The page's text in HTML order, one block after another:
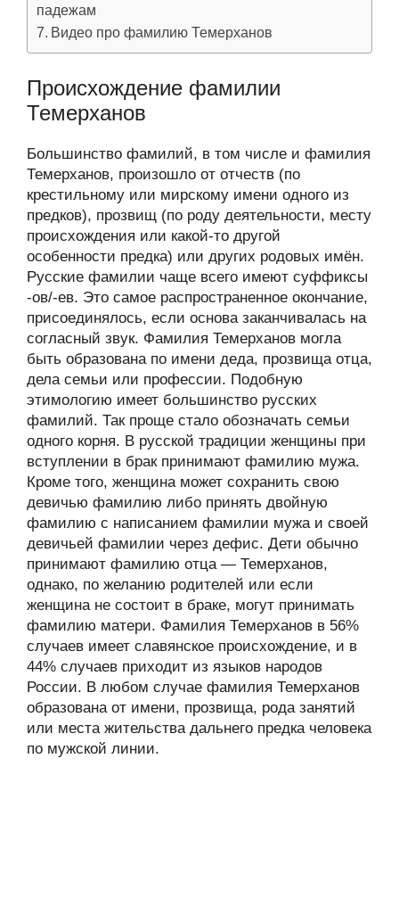
падежам
Видео про фамилию Темерханов
Происхождение фамилии
Темерханов
Большинство фамилий, в том числе и фамилия
Темерханов, произошло от отчеств (по
крестильному или мирскому имени одного из
предков), прозвищ (по роду деятельности, месту
происхождения или какой-то другой
особенности предка) или других родовых имён.
Русские фамилии чаще всего имеют суффиксы
-ов/-ев. Это самое распространенное окончание,
присоединялось, если основа заканчивалась на
согласный звук. Фамилия Темерханов могла
быть образована по имени деда, прозвища отца,
дела семьи или профессии. Подобную
этимологию имеет большинство русских
фамилий. Так проще стало обозначать семьи
одного корня. В русской традиции женщины при
вступлении в брак принимают фамилию мужа.
Кроме того, женщина может сохранить свою
девичью фамилию либо принять двойную
фамилию с написанием фамилии мужа и своей
девичьей фамилии через дефис. Дети обычно
принимают фамилию отца — Темерханов,
однако, по желанию родителей или если
женщина не состоит в браке, могут принимать
фамилию матери. Фамилия Темерханов в 56%
случаев имеет славянское происхождение, и в
44% случаев приходит из языков народов
России. В любом случае фамилия Темерханов
образована от имени, прозвища, рода занятий
или места жительства дальнего предка человека
по мужской линии.